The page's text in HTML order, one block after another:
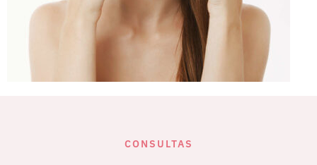
CONSULTAS